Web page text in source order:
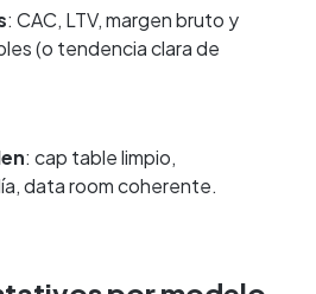
: CAC, LTV, margen bruto y
(o tendencia clara de
: cap table limpio,
data room coherente.